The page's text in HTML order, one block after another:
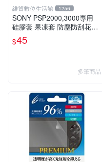
維貿數位生活館 1256
SONY PSP2000,3000專用
硅膠套 果凍套 防塵防刮花貼
身防護
$45
多筆商品